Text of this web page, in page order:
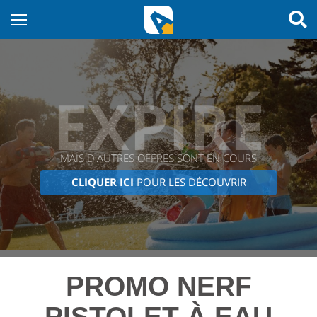
EXPIRÉ
MAIS D'AUTRES OFFRES SONT EN COURS
CLIQUER ICI POUR LES DÉCOUVRIR
PROMO NERF